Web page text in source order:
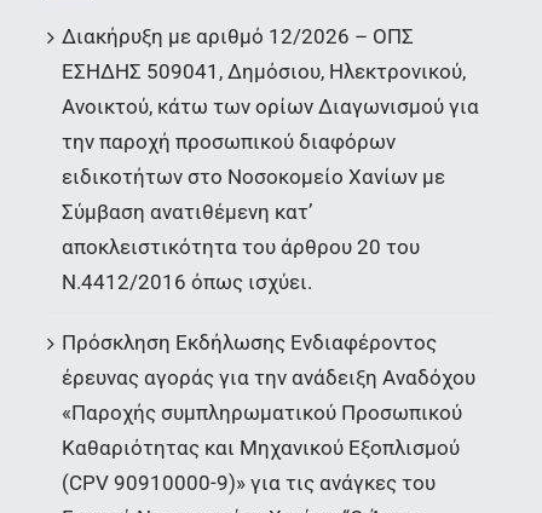
Διακήρυξη με αριθμό 12/2026 – ΟΠΣ
ΕΣΗΔΗΣ 509041, Δημόσιου, Ηλεκτρονικού,
Ανοικτού, κάτω των ορίων Διαγωνισμού για
την παροχή προσωπικού διαφόρων
ειδικοτήτων στο Νοσοκομείο Χανίων με
Σύμβαση ανατιθέμενη κατ’
αποκλειστικότητα του άρθρου 20 του
Ν.4412/2016 όπως ισχύει.
Πρόσκληση Εκδήλωσης Ενδιαφέροντος
έρευνας αγοράς για την ανάδειξη Αναδόχου
«Παροχής συμπληρωματικού Προσωπικού
Καθαριότητας και Μηχανικού Εξοπλισμού
(CPV 90910000-9)» για τις ανάγκες του